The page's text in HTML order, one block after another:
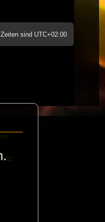
sind UTC+02:00